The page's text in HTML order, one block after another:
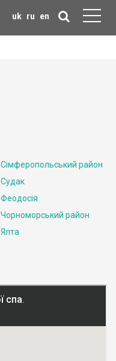
uk ru en
Сімферопольський район
Судак
Феодосія
Чорноморський район
Ялта